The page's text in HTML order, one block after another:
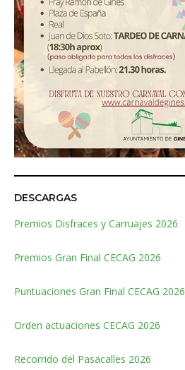
DESCARGAS
Premios Disfraces y Carruajes 2026
Premios Gran Final CECAG 2026
Puntuaciones Gran Final CECAG 2026
Orden actuaciones CECAG 2026
Recorrido del Pasacalles 2026